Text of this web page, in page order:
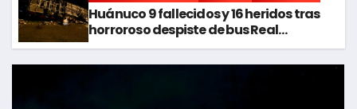
Huánuco 9 fallecidos y 16 heridos tras
horroroso despiste de bus Real
Chancas que impactó contra vivienda